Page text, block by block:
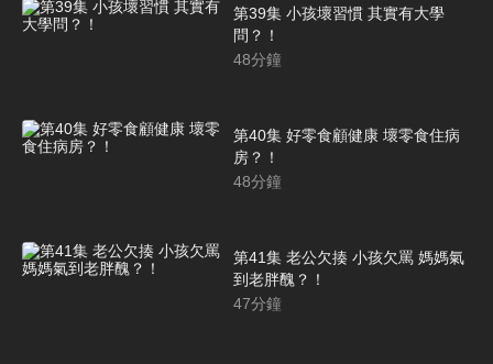
第39集 小孩壞習慣 其實有大學
問？！
48分鐘
第40集 好零食顧健康 壞零食住病
房？！
48分鐘
第41集 老公欠揍 小孩欠罵 媽媽氣
到老胖醜？！
47分鐘